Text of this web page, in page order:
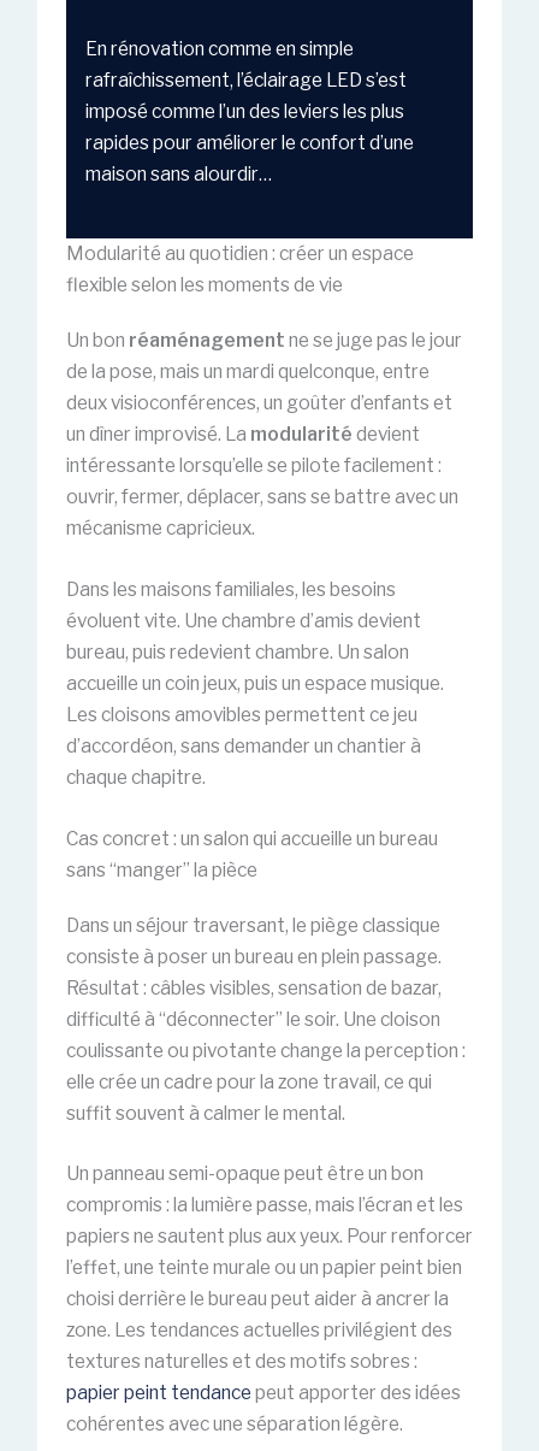
En rénovation comme en simple
rafraîchissement, l’éclairage LED s’est
imposé comme l’un des leviers les plus
rapides pour améliorer le confort d’une
maison sans alourdir…
Modularité au quotidien : créer un espace
flexible selon les moments de vie
Un bon réaménagement ne se juge pas le jour
de la pose, mais un mardi quelconque, entre
deux visioconférences, un goûter d’enfants et
un dîner improvisé. La modularité devient
intéressante lorsqu’elle se pilote facilement :
ouvrir, fermer, déplacer, sans se battre avec un
mécanisme capricieux.
Dans les maisons familiales, les besoins
évoluent vite. Une chambre d’amis devient
bureau, puis redevient chambre. Un salon
accueille un coin jeux, puis un espace musique.
Les cloisons amovibles permettent ce jeu
d’accordéon, sans demander un chantier à
chaque chapitre.
Cas concret : un salon qui accueille un bureau
sans “manger” la pièce
Dans un séjour traversant, le piège classique
consiste à poser un bureau en plein passage.
Résultat : câbles visibles, sensation de bazar,
difficulté à “déconnecter” le soir. Une cloison
coulissante ou pivotante change la perception :
elle crée un cadre pour la zone travail, ce qui
suffit souvent à calmer le mental.
Un panneau semi-opaque peut être un bon
compromis : la lumière passe, mais l’écran et les
papiers ne sautent plus aux yeux. Pour renforcer
l’effet, une teinte murale ou un papier peint bien
choisi derrière le bureau peut aider à ancrer la
zone. Les tendances actuelles privilégient des
textures naturelles et des motifs sobres :
papier peint tendance peut apporter des idées
cohérentes avec une séparation légère.